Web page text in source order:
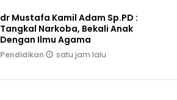
dr Mustafa Kamil Adam Sp.PD :
Tangkal Narkoba, Bekali Anak
Dengan Ilmu Agama
Pendidikan satu jam lalu